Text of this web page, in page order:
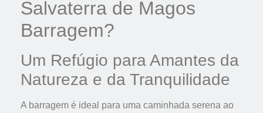
Salvaterra de Magos
Barragem?
Um Refúgio para Amantes da
Natureza e da Tranquilidade
A barragem é ideal para uma caminhada serena ao